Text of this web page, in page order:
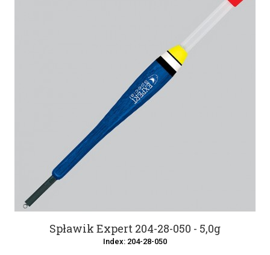
Spławik Expert 204-28-050 - 5,0g
Index: 204-28-050